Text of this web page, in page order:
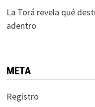
La Torá revela qué
adentro
META
Registro